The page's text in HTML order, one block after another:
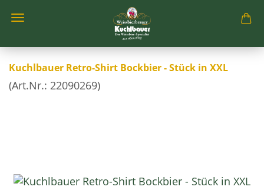
Kuchlbauer Retro-Shirt Bockbier - Stück in XXL
(Art.Nr.: 22090269)